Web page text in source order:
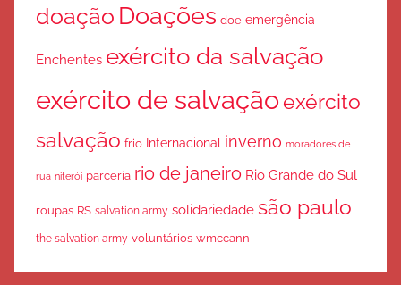
doação Doações doe emergência
Enchentes exército da salvação
exército de salvaçãoexército
salvação frio Internacional inverno moradores de
rua niterói parceria rio de janeiro Rio Grande do Sul
roupas RS salvation army solidariedade são paulo
the salvation army voluntários wmccann